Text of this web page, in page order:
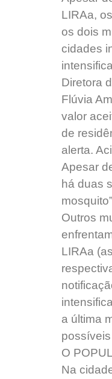
LIRAa,
os dois
cidades
Diretora
Flúvia
valor
de
alerta.
Apesar
há duas
Outros
LIRAa
a última
O
Na